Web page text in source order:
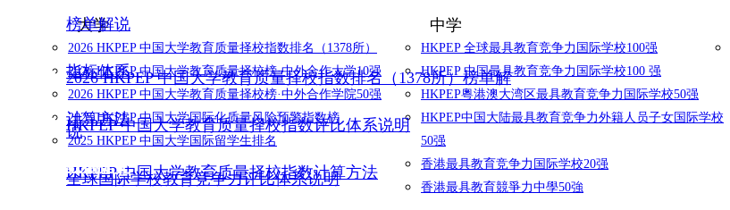
大学
2026 HKPEP 中国大学教育质量择校指数排名（1378所）
2026 HKPEP 中国大学教育质量择校榜·中外合作大学10强
2026 HKPEP 中国大学教育质量择校榜·中外合作学院50强
2025 HKPEP 中国大学国际化质量风险预警指数榜
2025 HKPEP 中国大学国际留学生排名
中学
HKPEP 全球最具教育竞争力国际学校100强
HKPEP 中国最具教育竞争力国际学校100 强
HKPEP粵港澳大湾区最具教育竞争力国际学校50强
HKPEP中国大陆最具教育竞争力外籍人员子女国际学校
50强
香港最具教育竞争力国际学校20强
香港最具教育競爭力中學50強
榜单解说
2026 HKPEP 中国大学教育质量择校指数排名（1378所）榜单解
说
指标体系
HKPEP 中国大学教育质量择校指数评比体系说明
全球国际学校教育竞争力评比体系说明
计算方法
HKPEP 中国大学教育质量择校指数计算方法
数据提交